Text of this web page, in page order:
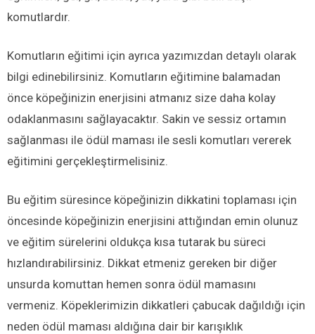
komutlardır.
Komutların eğitimi için ayrıca yazımızdan detaylı olarak
bilgi edinebilirsiniz. Komutların eğitimine balamadan
önce köpeğinizin enerjisini atmanız size daha kolay
odaklanmasını sağlayacaktır. Sakin ve sessiz ortamın
sağlanması ile ödül maması ile sesli komutları vererek
eğitimini gerçekleştirmelisiniz.
Bu eğitim süresince köpeğinizin dikkatini toplaması için
öncesinde köpeğinizin enerjisini attığından emin olunuz
ve eğitim sürelerini oldukça kısa tutarak bu süreci
hızlandırabilirsiniz. Dikkat etmeniz gereken bir diğer
unsurda komuttan hemen sonra ödül mamasını
vermeniz. Köpeklerimizin dikkatleri çabucak dağıldığı için
neden ödül maması aldığına dair bir karışıklık